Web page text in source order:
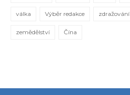
válka Výběr redakce zdražování
zemědělství Čína